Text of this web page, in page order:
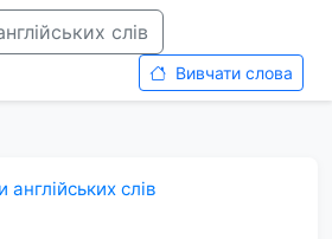
слів
Вивчати слова
слів